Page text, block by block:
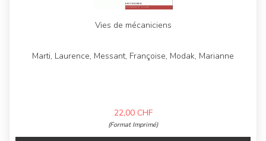
Vies de mécaniciens
Marti, Laurence, Messant, Françoise, Modak, Marianne
22,00 CHF
(Format Imprimé)